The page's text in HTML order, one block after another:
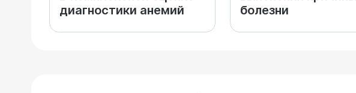
диагностики анемий
болезни